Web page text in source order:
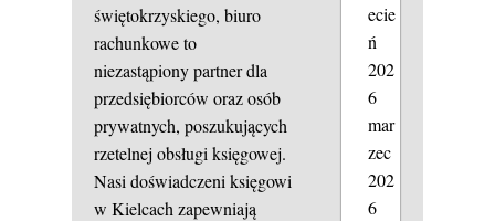
świętokrzyskiego, biuro
rachunkowe to
niezastąpiony partner dla
przedsiębiorców oraz osób
prywatnych, poszukujących
rzetelnej obsługi księgowej.
Nasi doświadczeni księgowi
w Kielcach zapewniają
ecie
ń
202
6
mar
zec
202
6